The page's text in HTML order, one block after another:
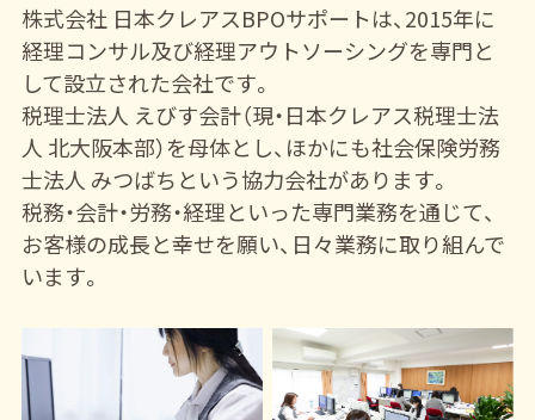
株式会社 日本クレアスBPOサポートは、2015年に
経理コンサル及び経理アウトソーシングを専門と
して設立された会社です。
税理士法人 えびす会計（現・日本クレアス税理士法
人 北大阪本部）を母体とし、 ほかにも社会保険労務
士法人 みつばちという協力会社があります。
税務・会計・労務・経理といった専門業務を通じて、
お客様の成長と幸せを願い、日々業務に取り組んで
います。